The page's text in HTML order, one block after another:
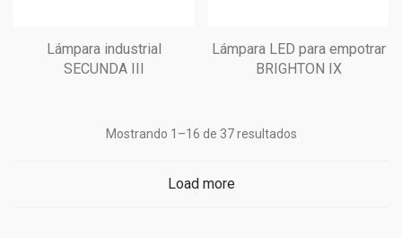
Lámpara industrial
SECUNDA III
Lámpara LED para empotrar
BRIGHTON IX
Mostrando 1–16 de 37 resultados
Load more